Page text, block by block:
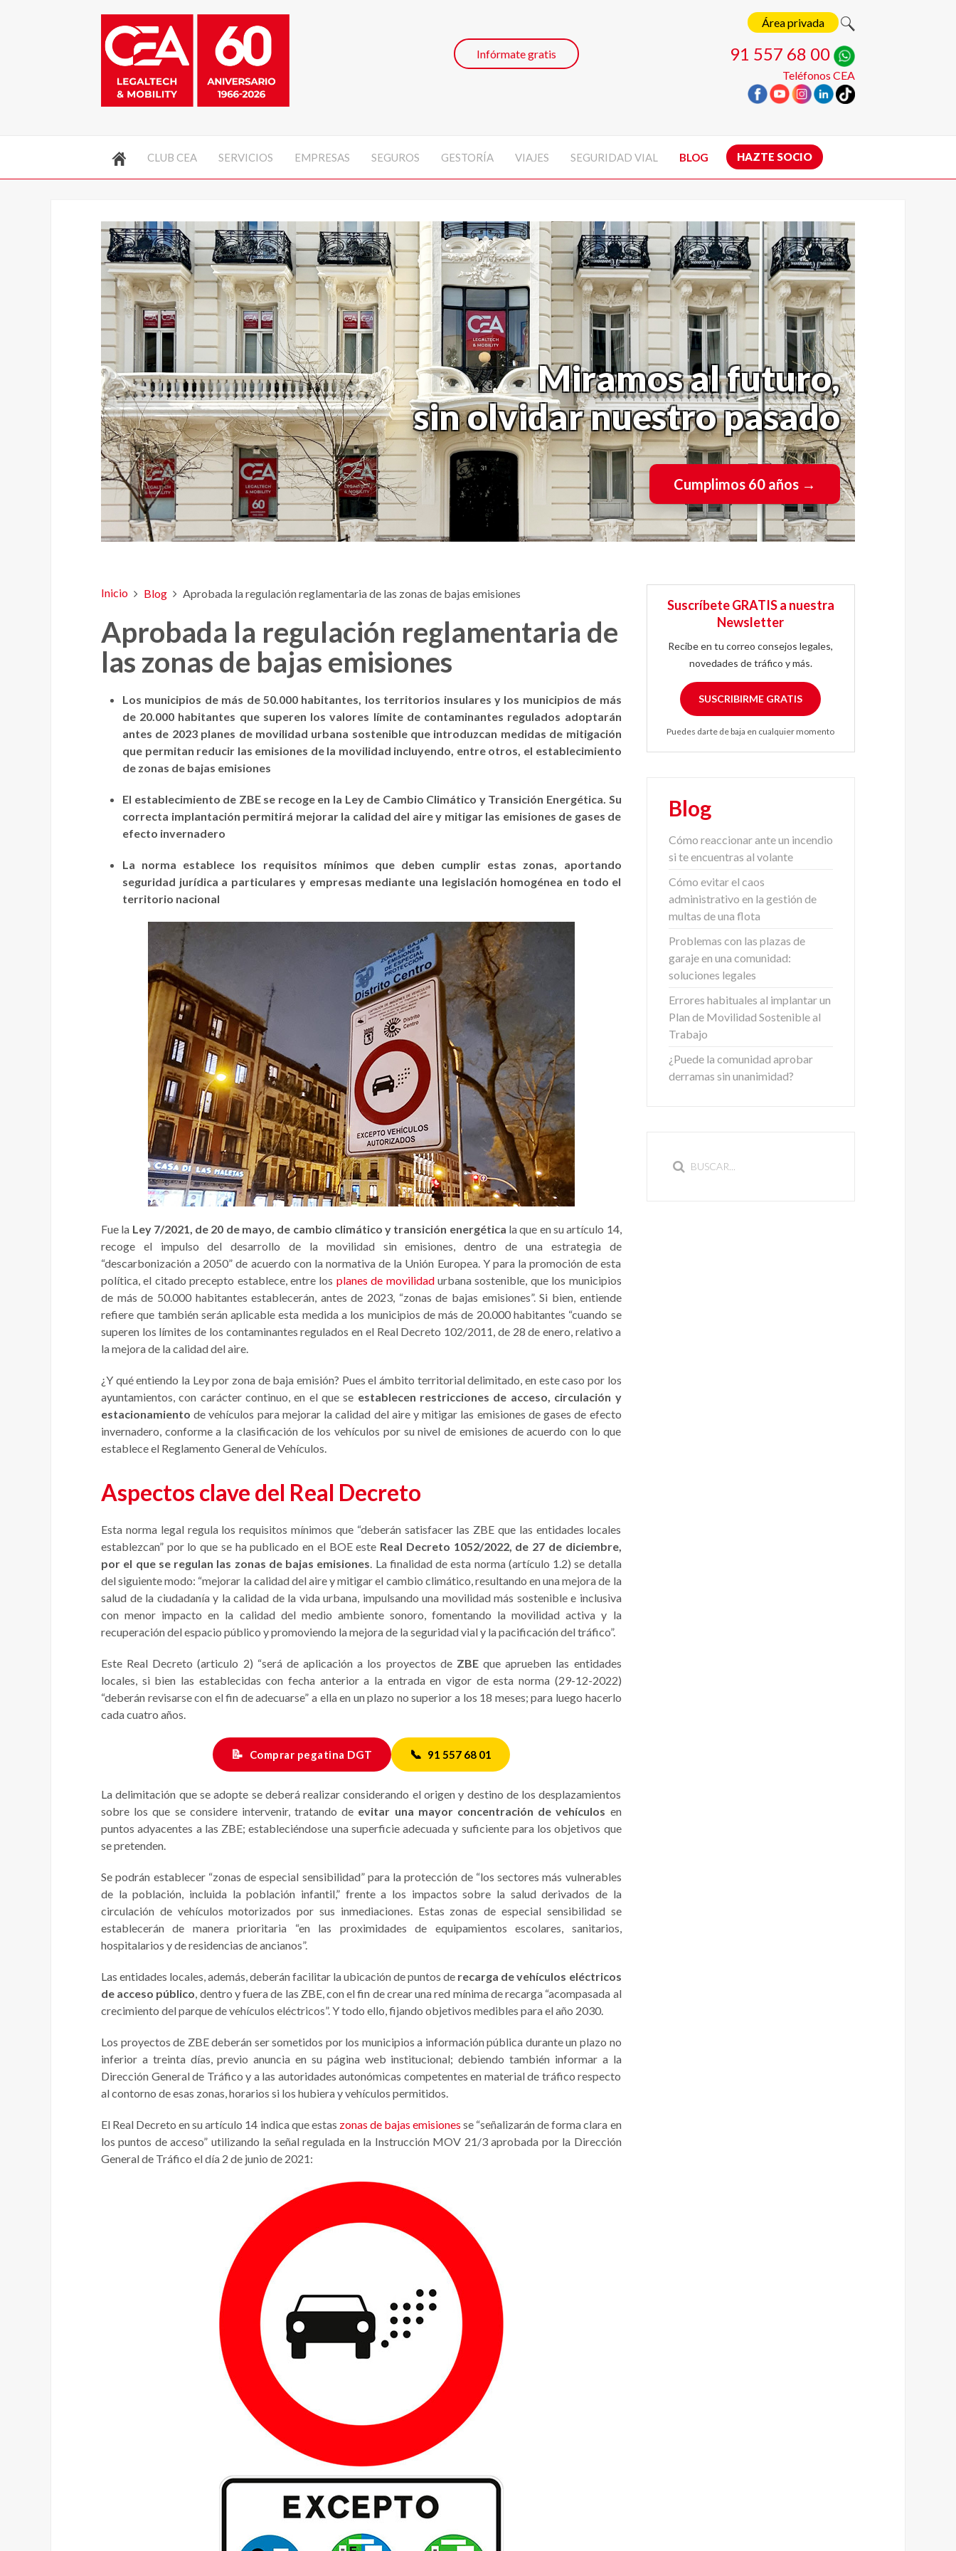
Área privada
91 557 68 00
Teléfonos CEA
Infórmate gratis
CLUB CEA SERVICIOS EMPRESAS SEGUROS GESTORÍA VIAJES SEGURIDAD VIAL BLOG HAZTE SOCIO
Miramos al futuro,
sin olvidar nuestro pasado
Cumplimos 60 años →
Inicio Blog Aprobada la regulación reglamentaria de las zonas de bajas emisiones
Aprobada la regulación reglamentaria de
las zonas de bajas emisiones
Los municipios de más de 50.000 habitantes, los territorios insulares y los municipios de más
de 20.000 habitantes que superen los valores límite de contaminantes regulados adoptarán
antes de 2023 planes de movilidad urbana sostenible que introduzcan medidas de mitigación
que permitan reducir las emisiones de la movilidad incluyendo, entre otros, el establecimiento
de zonas de bajas emisiones
El establecimiento de ZBE se recoge en la Ley de Cambio Climático y Transición Energética. Su
correcta implantación permitirá mejorar la calidad del aire y mitigar las emisiones de gases de
efecto invernadero
La norma establece los requisitos mínimos que deben cumplir estas zonas, aportando
seguridad jurídica a particulares y empresas mediante una legislación homogénea en todo el
territorio nacional
Fue la Ley 7/2021, de 20 de mayo, de cambio climático y transición energética la que en su artículo 14,
recoge el impulso del desarrollo de la movilidad sin emisiones, dentro de una estrategia de
“descarbonización a 2050” de acuerdo con la normativa de la Unión Europea. Y para la promoción de esta
política, el citado precepto establece, entre los planes de movilidadurbana sostenible, que los municipios
de más de 50.000 habitantes establecerán, antes de 2023, “zonas de bajas emisiones”. Si bien, entiende
refiere que también serán aplicable esta medida a los municipios de más de 20.000 habitantes “cuando se
superen los límites de los contaminantes regulados en el Real Decreto 102/2011, de 28 de enero, relativo a
la mejora de la calidad del aire.
¿Y qué entiendo la Ley por zona de baja emisión? Pues el ámbito territorial delimitado, en este caso por los
ayuntamientos, con carácter continuo, en el que se establecen restricciones de acceso, circulación y
estacionamientode vehículos para mejorar la calidad del aire y mitigar las emisiones de gases de efecto
invernadero, conforme a la clasificación de los vehículos por su nivel de emisiones de acuerdo con lo que
establece el Reglamento General de Vehículos.
Aspectos clave del Real Decreto
Esta norma legal regula los requisitos mínimos que “deberán satisfacer las ZBE que las entidades locales
establezcan” por lo que se ha publicado en el BOE este Real Decreto 1052/2022, de 27 de diciembre,
por el que se regulan las zonas de bajas emisiones. La finalidad de esta norma (artículo 1.2) se detalla
del siguiente modo: “mejorar la calidad del aire y mitigar el cambio climático, resultando en una mejora de la
salud de la ciudadanía y la calidad de la vida urbana, impulsando una movilidad más sostenible e inclusiva
con menor impacto en la calidad del medio ambiente sonoro, fomentando la movilidad activa y la
recuperación del espacio público y promoviendo la mejora de la seguridad vial y la pacificación del tráfico”.
Este Real Decreto (articulo 2) “será de aplicación a los proyectos de ZBEque aprueben las entidades
locales, si bien las establecidas con fecha anterior a la entrada en vigor de esta norma (29-12-2022)
“deberán revisarse con el fin de adecuarse” a ella en un plazo no superior a los 18 meses; para luego hacerlo
cada cuatro años.
📝 Comprar pegatina DGT 📞 91 557 68 01
La delimitación que se adopte se deberá realizar considerando el origen y destino de los desplazamientos
sobre los que se considere intervenir, tratando de evitar una mayor concentración de vehículos en
puntos adyacentes a las ZBE; estableciéndose una superficie adecuada y suficiente para los objetivos que
se pretenden.
Se podrán establecer “zonas de especial sensibilidad” para la protección de “los sectores más vulnerables
de la población, incluida la población infantil,” frente a los impactos sobre la salud derivados de la
circulación de vehículos motorizados por sus inmediaciones. Estas zonas de especial sensibilidad se
establecerán de manera prioritaria “en las proximidades de equipamientos escolares, sanitarios,
hospitalarios y de residencias de ancianos”.
Las entidades locales, además, deberán facilitar la ubicación de puntos de recarga de vehículos eléctricos
de acceso público, dentro y fuera de las ZBE, con el fin de crear una red mínima de recarga “acompasada al
crecimiento del parque de vehículos eléctricos”. Y todo ello, fijando objetivos medibles para el año 2030.
Los proyectos de ZBE deberán ser sometidos por los municipios a información pública durante un plazo no
inferior a treinta días, previo anuncia en su página web institucional; debiendo también informar a la
Dirección General de Tráfico y a las autoridades autonómicas competentes en material de tráfico respecto
al contorno de esas zonas, horarios si los hubiera y vehículos permitidos.
El Real Decreto en su artículo 14 indica que estas zonas de bajas emisiones se “señalizarán de forma clara en
los puntos de acceso” utilizando la señal regulada en la Instrucción MOV 21/3 aprobada por la Dirección
General de Tráfico el día 2 de junio de 2021:
Suscríbete GRATIS a nuestra
Newsletter
Recibe en tu correo consejos legales,
novedades de tráfico y más.
SUSCRIBIRME GRATIS
Puedes darte de baja en cualquier momento
Blog
Cómo reaccionar ante un incendio
si te encuentras al volante
Cómo evitar el caos
administrativo en la gestión de
multas de una flota
Problemas con las plazas de
garaje en una comunidad:
soluciones legales
Errores habituales al implantar un
Plan de Movilidad Sostenible al
Trabajo
¿Puede la comunidad aprobar
derramas sin unanimidad?